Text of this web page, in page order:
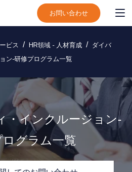
お問い合わせ
ビス HR領域 - 人材育成
ダイバ
ン-研修プログラム一覧
・インクルージョン-
グラム一覧